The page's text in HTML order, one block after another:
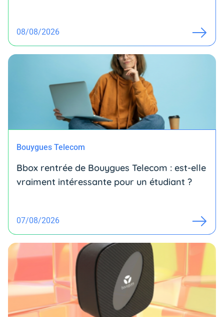
08/08/2026
Bouygues Telecom
Bbox rentrée de Bouygues Telecom : est-elle
vraiment intéressante pour un étudiant ?
07/08/2026